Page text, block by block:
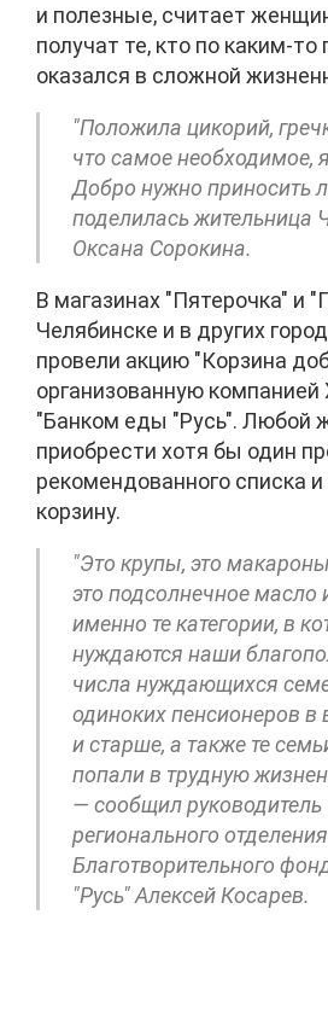
и полезные, считает
получат те, кто по каким-то
оказался в сложной
"Положила цикорий,
что самое необходимое,
Добро нужно приносить
поделилась жительница
Оксана Сорокина.
В магазинах "Пятерочка" и
Челябинске и в других
провели акцию "Корзина
организованную компанией
"Банком еды "Русь". Любой
приобрести хотя бы один
рекомендованного списка
корзину.
"Это крупы, это
это подсолнечное масло
именно те категории, в
нуждаются наши
числа нуждающихся
одиноких пенсионеров в
и старше, а также те
попали в трудную
— сообщил руководитель
регионального отделения
Благотворительного
"Русь" Алексей Косарев.